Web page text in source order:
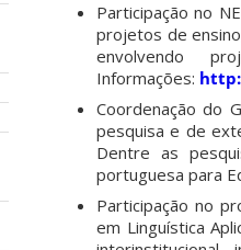
Participação no
projetos de
envolvendo
Informações:
Coordenação do
pesquisa e de
Dentre as
portuguesa para
Participação no
em Linguística